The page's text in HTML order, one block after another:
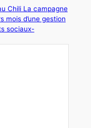
Chili La campagne
mois d’une gestion
sociaux-